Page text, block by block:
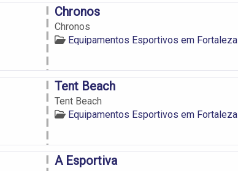
Chronos
Chronos
Equipamentos Esportivos em Fortaleza
Tent Beach
Tent Beach
Equipamentos Esportivos em Fortaleza
A Esportiva